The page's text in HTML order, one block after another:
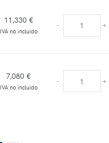
11,330 €
IVA no incluido
- +
7,080 €
IVA no incluido
- +